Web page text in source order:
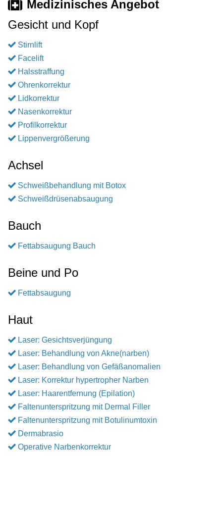
Medizinisches Angebot
Gesicht und Kopf
Stirnlift
Facelift
Halsstraffung
Ohrenkorrektur
Lidkorrektur
Nasenkorrektur
Profilkorrektur
Lippenvergrößerung
Achsel
Schweißbehandlung mit Botox
Schweißdrüsenabsaugung
Bauch
Fettabsaugung Bauch
Beine und Po
Fettabsaugung
Haut
Laser: Gesichtsverjüngung
Laser: Behandlung von Akne(narben)
Laser: Behandlung von Gefäßanomalien
Laser: Korrektur hypertropher Narben
Laser: Haarentfernung (Epilation)
Faltenunterspritzung mit Dermal Filler
Faltenunterspritzung mit Botulinumtoxin
Dermabrasio
Operative Narbenkorrektur